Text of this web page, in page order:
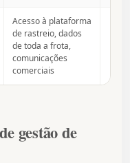
Acesso à plataforma
de rastreio, dados
de toda a frota,
comunicações
comerciais
gestão de